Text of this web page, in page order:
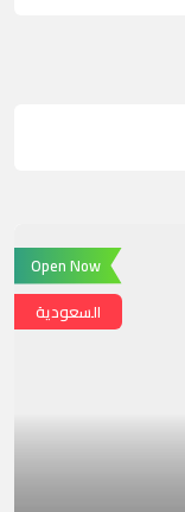
Open Now
السعودية